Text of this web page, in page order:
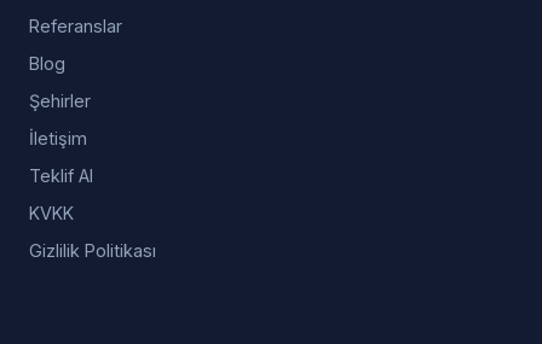
Referanslar
Blog
Şehirler
İletişim
Teklif Al
KVKK
Gizlilik Politikası